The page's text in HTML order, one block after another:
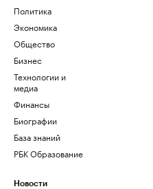
Политика
Экономика
Общество
Бизнес
Технологии и
медиа
Финансы
Биографии
База знаний
РБК Образование
Новости